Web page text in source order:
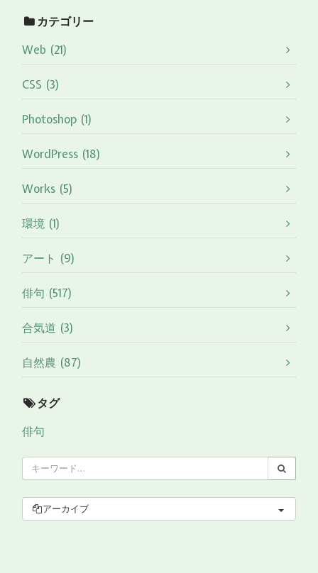
カテゴリー
Web (21)
CSS (3)
Photoshop (1)
WordPress (18)
Works (5)
環境 (1)
アート (9)
俳句 (517)
合気道 (3)
自然農 (87)
タグ
俳句
アーカイブ